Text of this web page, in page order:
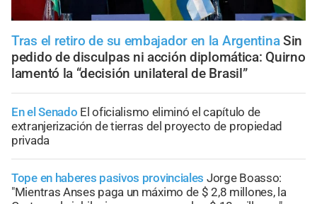
Tras el retiro de su embajador en la Argentina Sin
pedido de disculpas ni acción diplomática: Quirno
lamentó la “decisión unilateral de Brasil”
En el Senado El oficialismo eliminó el capítulo de
extranjerización de tierras del proyecto de propiedad
privada
Tope en haberes pasivos provinciales Jorge Boasso:
"Mientras Anses paga un máximo de $ 2,8 millones, la